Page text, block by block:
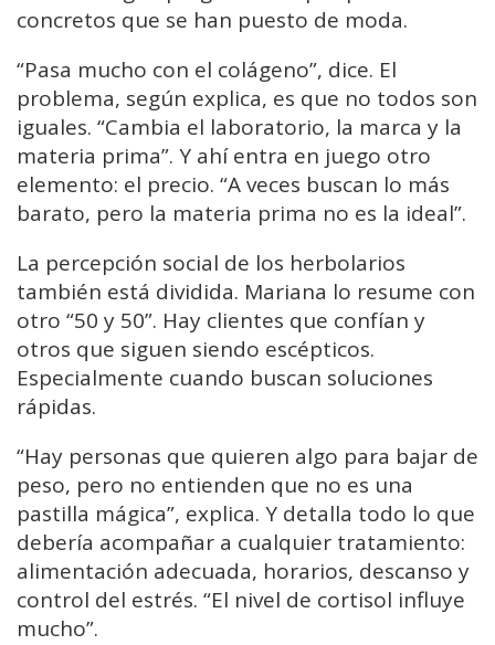
concretos que se han puesto de moda.
“Pasa mucho con el colágeno”, dice. El
problema, según explica, es que no todos son
iguales. “Cambia el laboratorio, la marca y la
materia prima”. Y ahí entra en juego otro
elemento: el precio. “A veces buscan lo más
barato, pero la materia prima no es la ideal”.
La percepción social de los herbolarios
también está dividida. Mariana lo resume con
otro “50 y 50”. Hay clientes que confían y
otros que siguen siendo escépticos.
Especialmente cuando buscan soluciones
rápidas.
“Hay personas que quieren algo para bajar de
peso, pero no entienden que no es una
pastilla mágica”, explica. Y detalla todo lo que
debería acompañar a cualquier tratamiento:
alimentación adecuada, horarios, descanso y
control del estrés. “El nivel de cortisol influye
mucho”.